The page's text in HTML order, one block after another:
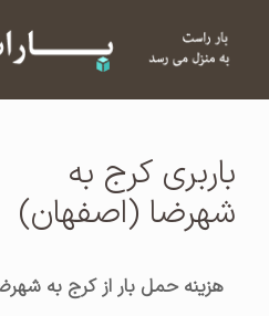
باربری کرج به
شهرضا (اصفهان)
هزینه حمل بار از کرج به شهرضا